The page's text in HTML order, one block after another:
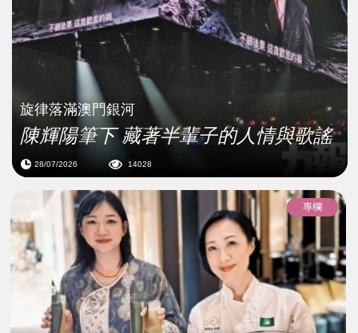
旋律落滿澳門銀河
陳輝陽筆下 藏著半輩子的人情與歌謠
28/07/2026 14028
專欄